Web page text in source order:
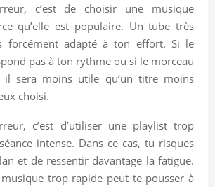
c’est de choisir une musique
qu’elle est populaire. Un tube très
forcément adapté à ton effort. Si le
pas à ton rythme ou si le morceau
sera moins utile qu’un titre moins
choisi.
c’est d’utiliser une playlist trop
intense. Dans ce cas, tu risques
et de ressentir davantage la fatigue.
musique trop rapide peut te pousser à